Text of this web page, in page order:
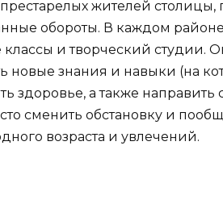
жителей
обороты. В каждом
и творческий студии.
новые знания и навыки (на
здоровье, а также
сменить обстановку и
возраста и увлечений.